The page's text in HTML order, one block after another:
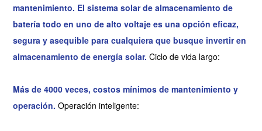
mantenimiento. El sistema solar de almacenamiento de
batería todo en uno de alto voltaje es una opción eficaz,
segura y asequible para cualquiera que busque invertir en
almacenamiento de energía solar.Ciclo de vida largo:
Más de 4000 veces, costos mínimos de mantenimiento y
operación.Operación inteligente: